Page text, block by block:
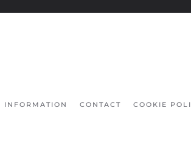
INFORMATION CONTACT COOKIE